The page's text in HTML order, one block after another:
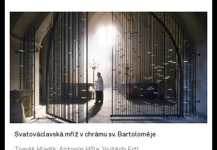
Svatováclavská mříž v chrámu sv. Bartoloměje